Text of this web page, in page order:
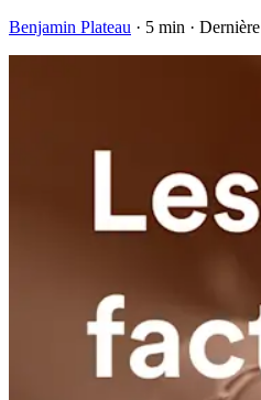
Benjamin Plateau · 5 min ·